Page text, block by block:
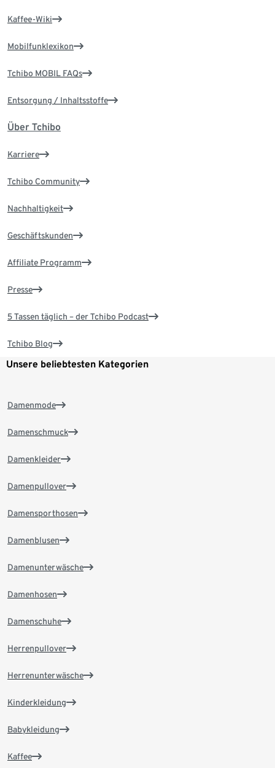
Kaffee-Wiki
Mobilfunklexikon
Tchibo MOBIL FAQs
Entsorgung / Inhaltsstoffe
Über Tchibo
Karriere
Tchibo Community
Nachhaltigkeit
Geschäftskunden
Affiliate Programm
Presse
5 Tassen täglich – der Tchibo Podcast
Tchibo Blog
Unsere beliebtesten Kategorien
Damenmode
Damenschmuck
Damenkleider
Damenpullover
Damensporthosen
Damenblusen
Damenunterwäsche
Damenhosen
Damenschuhe
Herrenpullover
Herrenunterwäsche
Kinderkleidung
Babykleidung
Kaffee